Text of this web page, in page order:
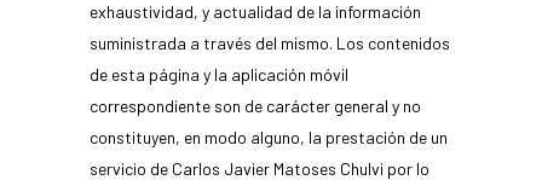
exhaustividad, y actualidad de la información
suministrada a través del mismo. Los contenidos
de esta página y la aplicación móvil
correspondiente son de carácter general y no
constituyen, en modo alguno, la prestación de un
servicio de Carlos Javier Matoses Chulvi por lo